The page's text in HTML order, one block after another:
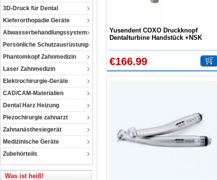
3D-Druck für Dental
Kieferorthopädie Geräte
Abwasserbehandlungssystem
Persönliche Schutzausrüstung
Phantomkopf Zahnmedizin
Laser Zahnmedizin
Elektrochirurgie-Geräte
CAD/CAM-Materialien
Dental Harz Heizung
Piezochirurgie zahnarzt
Zahnanästhesiegerät
Medizinische Geräte
Zubehörteils
Was ist heiß!
Yusendent COXO Druckknopf
Dentalturbine Handstück +NSK
CX-A-207(GN-TP)
€166.99